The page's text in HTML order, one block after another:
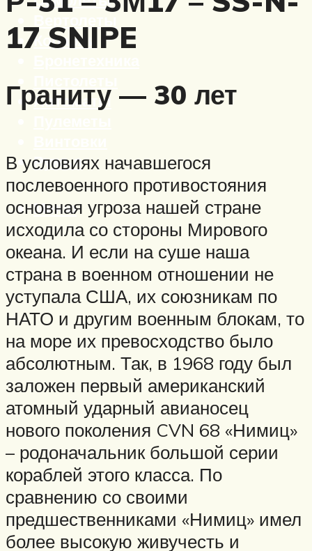
Корабли
Автоматы
Ружья
Меню
17 SNIPE
Граниту — 30 лет
В условиях начавшегося
послевоенного противостояния
основная угроза нашей стране
исходила со стороны Мирового
океана. И если на суше наша
страна в военном отношении не
уступала США, их союзникам по
НАТО и другим военным блокам, то
на море их превосходство было
абсолютным. Так, в 1968 году был
заложен первый американский
атомный ударный авианосец
нового поколения CVN 68 «Нимиц»
– родоначальник большой серии
кораблей этого класса. По
сравнению со своими
предшественниками «Нимиц» имел
более высокую живучесть и